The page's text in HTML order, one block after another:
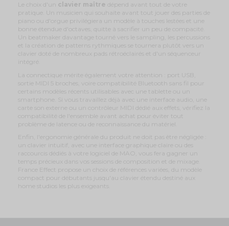
Le choix d'un clavier maître dépend avant tout de votre
pratique. Un musicien qui souhaite avant tout jouer des parties de
piano ou d'orgue privilégiera un modèle à touches lestées et une
bonne étendue d'octaves, quitte à sacrifier un peu de compacité.
Un beatmaker davantage tourné vers le sampling, les percussions
et la création de patterns rythmiques se tournera plutôt vers un
clavier doté de nombreux pads rétroéclairés et d'un séquenceur
intégré.
La connectique mérite également votre attention : port USB,
sortie MIDI 5 broches, voire compatibilité Bluetooth sans fil pour
certains modèles récents utilisables avec une tablette ou un
smartphone. Si vous travaillez déjà avec une interface audio, une
carte son externe ou un contrôleur MIDI dédié aux effets, vérifiez la
compatibilité de l'ensemble avant achat pour éviter tout
problème de latence ou de reconnaissance du matériel.
Enfin, l'ergonomie générale du produit ne doit pas être négligée :
un clavier intuitif, avec une interface graphique claire ou des
raccourcis dédiés à votre logiciel de MAO, vous fera gagner un
temps précieux dans vos sessions de composition et de mixage.
France Effect propose un choix de références variées, du modèle
compact pour débutants jusqu'au clavier étendu destiné aux
home studios les plus exigeants.